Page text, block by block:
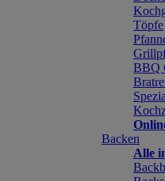
Töpfe
BBQ
Backen
Alle